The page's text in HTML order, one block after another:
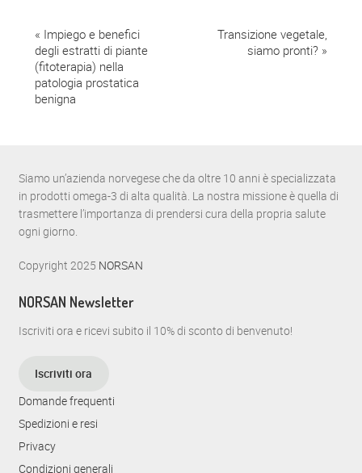
o
N
a
v
g
a
i
o
n
« Impiego e benefici
degli estratti di piante
(fitoterapia) nella
patologia prostatica
benigna
Transizione vegetale,
siamo pronti? »
Siamo un’azienda norvegese che da oltre 10 anni è specializzata
in prodotti omega-3 di alta qualità. La nostra missione è quella di
trasmettere l’importanza di prendersi cura della propria salute
ogni giorno.
Copyright 2025 NORSAN
NORSAN Newsletter
Iscriviti ora e ricevi subito il 10% di sconto di benvenuto!
Iscriviti ora
Domande frequenti
Spedizioni e resi
Privacy
Condizioni generali